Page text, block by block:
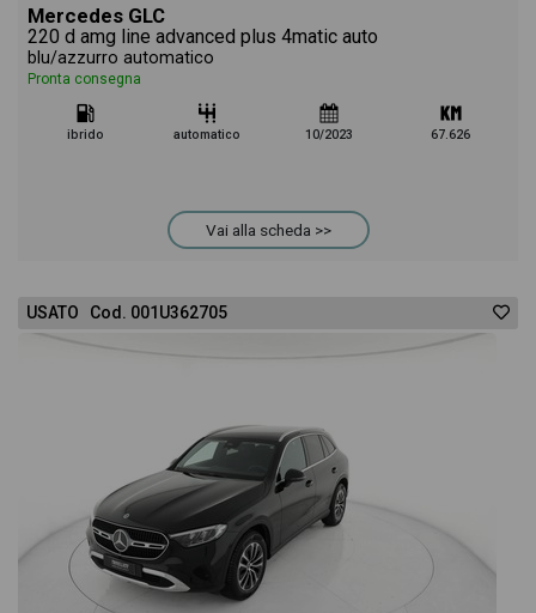
Mercedes GLC
220 d amg line advanced plus 4matic auto
blu/azzurro automatico
Pronta consegna
ibrido automatico 10/2023 67.626
Vai alla scheda >>
USATO Cod. 001U362705